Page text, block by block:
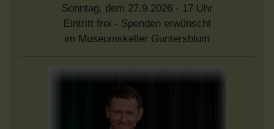
Sonntag, dem 27.9.2026 - 17 Uhr
Eintritt frei - Spenden erwünscht
im Museumskeller Guntersblum